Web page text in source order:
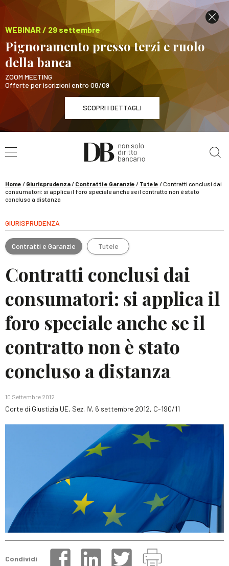
WEBINAR / 29 settembre
Pignoramento presso terzi e ruolo
della banca
ZOOM MEETING
Offerte per iscrizioni entro 08/09
SCOPRI I DETTAGLI
WEBINAR / 29 settembre
Pignoramento presso terzi e ruolo della banca
Home / Giurisprudenza/ Contratti e Garanzie / Tutele /Contratti conclusi dai
consumatori: si applica il foro speciale anche se il contratto non è stato
concluso a distanza
GIURISPRUDENZA
Contratti e Garanzie Tutele
Contratti conclusi dai
consumatori: si applica il
foro speciale anche se il
contratto non è stato
concluso a distanza
10 Settembre 2012
Corte di Giustizia UE, Sez. IV, 6 settembre 2012, C-190/11
Condividi